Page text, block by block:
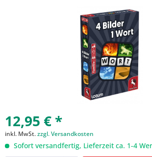
12,95 € *
inkl. MwSt.zzgl. Versandkosten
Sofort versandfertig, Lieferzeit ca. 1-4